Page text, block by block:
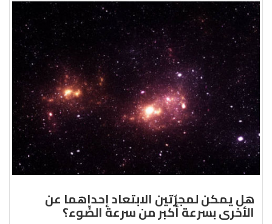
هل يمكن لمجرّتين الابتعاد إحداهما عن
الأخرى بسرعة أكبر من سرعة الضّوء؟